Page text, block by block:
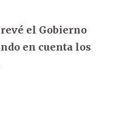
el Gobierno
en cuenta los